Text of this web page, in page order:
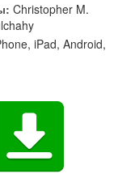
Christopher M.
iPad, Android,